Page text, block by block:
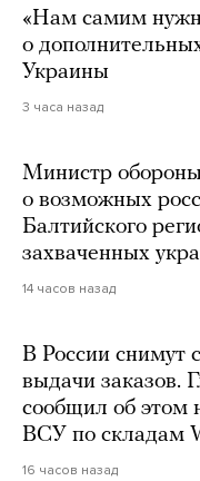
«Нам самим
о
Украины
3 часа назад
Министр
о возможных
Балтийского
захваченных
14 часов назад
В России снимут
выдачи заказов.
сообщил об этом
ВСУ по складам
16 часов назад